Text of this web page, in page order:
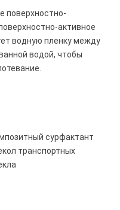
поверхностно-
активное
водную пленку между
водой, чтобы
сурфактант
транспортных